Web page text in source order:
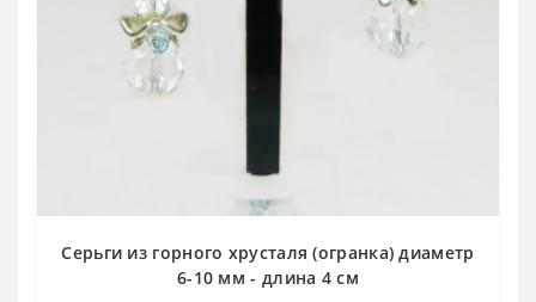
Серьги из горного хрусталя (огранка) диаметр
6-10 мм - длина 4 см